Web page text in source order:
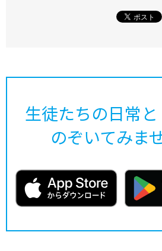
生徒たちの日常
のぞいてみま